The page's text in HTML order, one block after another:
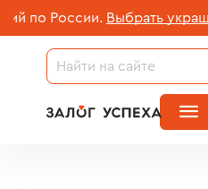
России. Выбрать украшение